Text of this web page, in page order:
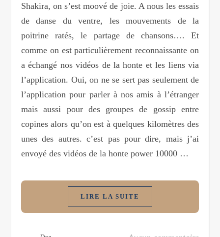
Shakira, on s’est moové de joie. A nous les essais
de danse du ventre, les mouvements de la
poitrine ratés, le partage de chansons…. Et
comme on est particulièrement reconnaissante on
a échangé nos vidéos de la honte et les liens via
l’application. Oui, on ne se sert pas seulement de
l’application pour parler à nos amis à l’étranger
mais aussi pour des groupes de gossip entre
copines alors qu’on est à quelques kilomètres des
unes des autres. c’est pas pour dire, mais j’ai
envoyé des vidéos de la honte power 10000 …
LIRE LA SUITE